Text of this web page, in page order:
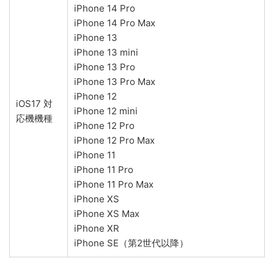
iOS17 対
応機機種
iPhone 14 Pro
iPhone 14 Pro Max
iPhone 13
iPhone 13 mini
iPhone 13 Pro
iPhone 13 Pro Max
iPhone 12
iPhone 12 mini
iPhone 12 Pro
iPhone 12 Pro Max
iPhone 11
iPhone 11 Pro
iPhone 11 Pro Max
iPhone XS
iPhone XS Max
iPhone XR
iPhone SE（第2世代以降）